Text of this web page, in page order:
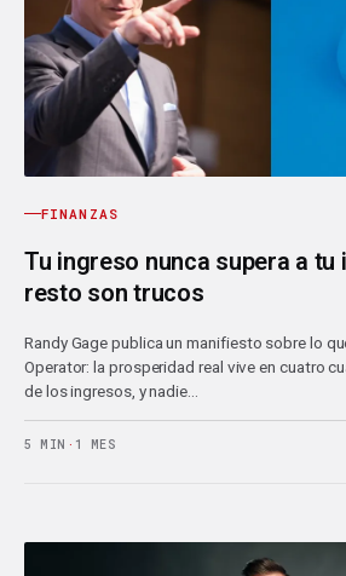
FINANZAS
Tu ingreso nunca supera a tu
resto son trucos
Randy Gage publica un manifiesto sobre lo
Operator: la prosperidad real vive en cuatro
de los ingresos, y nadie…
5 MIN · 1 MES